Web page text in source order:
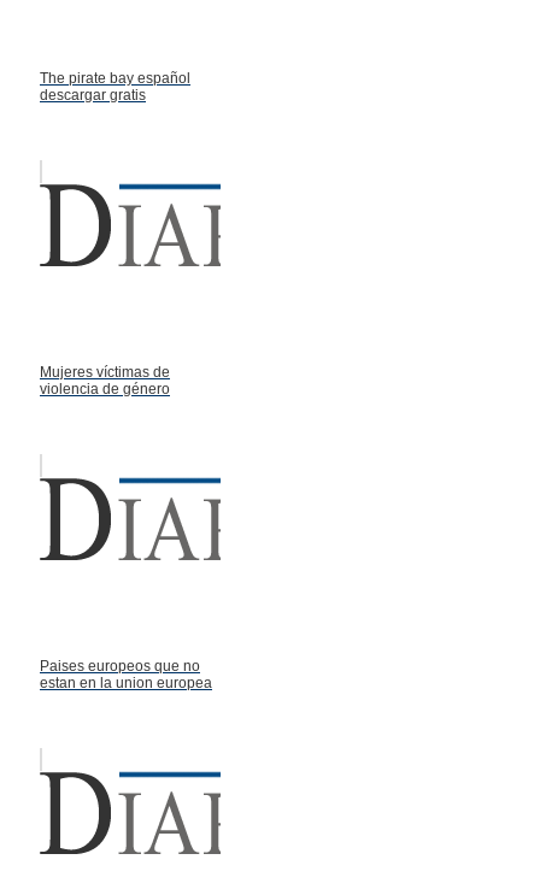
The pirate bay español
descargar gratis
Mujeres víctimas de
violencia de género
Paises europeos que no
estan en la union europea